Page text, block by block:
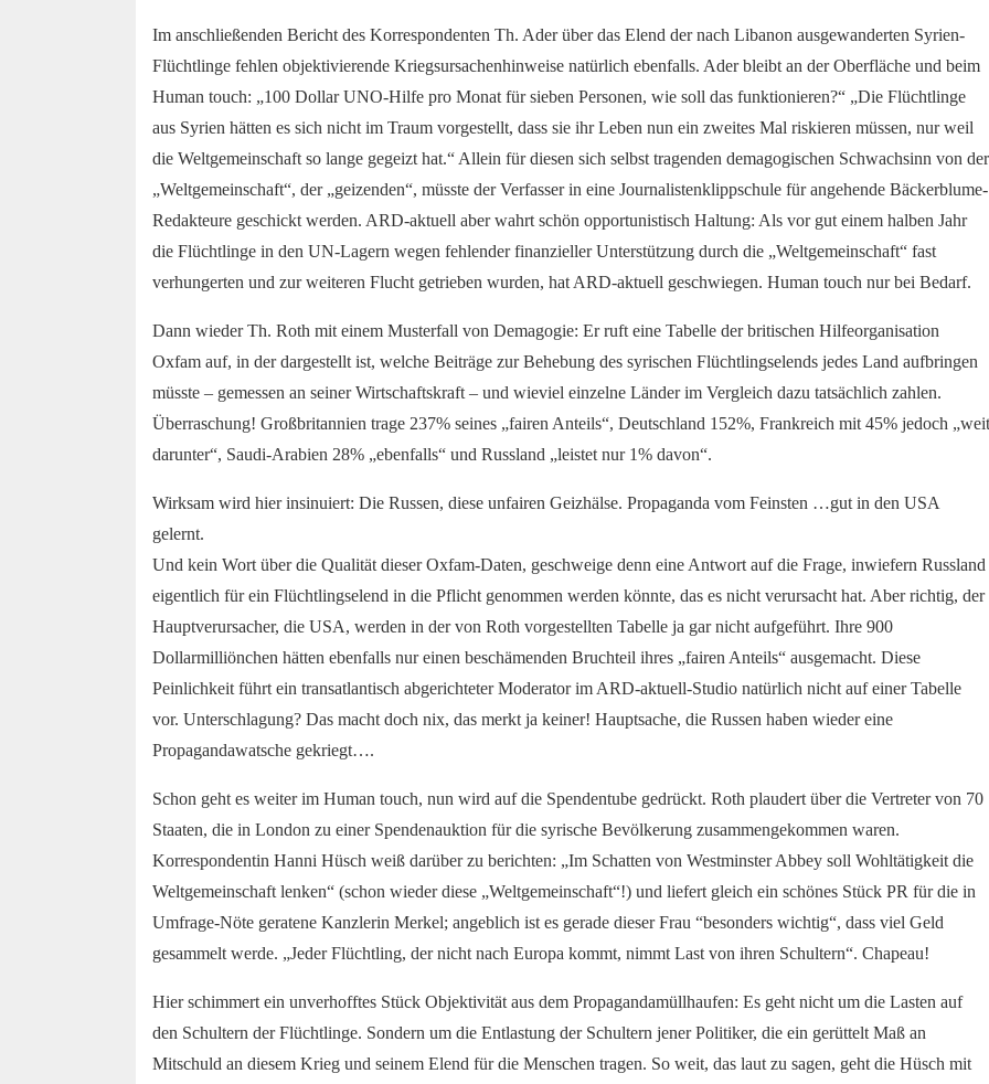
Im anschließenden Bericht des Korrespondenten Th. Ader über das Elend der nach Libanon ausgewanderten Syrien-
Flüchtlinge fehlen objektivierende Kriegsursachenhinweise natürlich ebenfalls. Ader bleibt an der Oberfläche und beim
Human touch: „100 Dollar UNO-Hilfe pro Monat für sieben Personen, wie soll das funktionieren?“ „Die Flüchtlinge
aus Syrien hätten es sich nicht im Traum vorgestellt, dass sie ihr Leben nun ein zweites Mal riskieren müssen, nur weil
die Weltgemeinschaft so lange gegeizt hat.“ Allein für diesen sich selbst tragenden demagogischen Schwachsinn von der
„Weltgemeinschaft“, der „geizenden“, müsste der Verfasser in eine Journalistenklippschule für angehende Bäckerblume-
Redakteure geschickt werden. ARD-aktuell aber wahrt schön opportunistisch Haltung: Als vor gut einem halben Jahr
die Flüchtlinge in den UN-Lagern wegen fehlender finanzieller Unterstützung durch die „Weltgemeinschaft“ fast
verhungerten und zur weiteren Flucht getrieben wurden, hat ARD-aktuell geschwiegen. Human touch nur bei Bedarf.
Dann wieder Th. Roth mit einem Musterfall von Demagogie: Er ruft eine Tabelle der britischen Hilfeorganisation
Oxfam auf, in der dargestellt ist, welche Beiträge zur Behebung des syrischen Flüchtlingselends jedes Land aufbringen
müsste – gemessen an seiner Wirtschaftskraft – und wieviel einzelne Länder im Vergleich dazu tatsächlich zahlen.
Überraschung! Großbritannien trage 237% seines „fairen Anteils“, Deutschland 152%, Frankreich mit 45% jedoch „weit
darunter“, Saudi-Arabien 28% „ebenfalls“ und Russland „leistet nur 1% davon“.
Wirksam wird hier insinuiert: Die Russen, diese unfairen Geizhälse. Propaganda vom Feinsten …gut in den USA
gelernt.
Und kein Wort über die Qualität dieser Oxfam-Daten, geschweige denn eine Antwort auf die Frage, inwiefern Russland
eigentlich für ein Flüchtlingselend in die Pflicht genommen werden könnte, das es nicht verursacht hat. Aber richtig, der
Hauptverursacher, die USA, werden in der von Roth vorgestellten Tabelle ja gar nicht aufgeführt. Ihre 900
Dollarmilliönchen hätten ebenfalls nur einen beschämenden Bruchteil ihres „fairen Anteils“ ausgemacht. Diese
Peinlichkeit führt ein transatlantisch abgerichteter Moderator im ARD-aktuell-Studio natürlich nicht auf einer Tabelle
vor. Unterschlagung? Das macht doch nix, das merkt ja keiner! Hauptsache, die Russen haben wieder eine
Propagandawatsche gekriegt….
Schon geht es weiter im Human touch, nun wird auf die Spendentube gedrückt. Roth plaudert über die Vertreter von 70
Staaten, die in London zu einer Spendenauktion für die syrische Bevölkerung zusammengekommen waren.
Korrespondentin Hanni Hüsch weiß darüber zu berichten: „Im Schatten von Westminster Abbey soll Wohltätigkeit die
Weltgemeinschaft lenken“ (schon wieder diese „Weltgemeinschaft“!) und liefert gleich ein schönes Stück PR für die in
Umfrage-Nöte geratene Kanzlerin Merkel; angeblich ist es gerade dieser Frau “besonders wichtig“, dass viel Geld
gesammelt werde. „Jeder Flüchtling, der nicht nach Europa kommt, nimmt Last von ihren Schultern“. Chapeau!
Hier schimmert ein unverhofftes Stück Objektivität aus dem Propagandamüllhaufen: Es geht nicht um die Lasten auf
den Schultern der Flüchtlinge. Sondern um die Entlastung der Schultern jener Politiker, die ein gerüttelt Maß an
Mitschuld an diesem Krieg und seinem Elend für die Menschen tragen. So weit, das laut zu sagen, geht die Hüsch mit